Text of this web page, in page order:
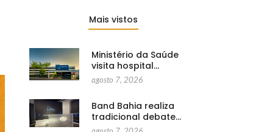
Mais vistos
Ministério da Saúde
visita hospital…
agosto 7, 2026
Band Bahia realiza
tradicional debate…